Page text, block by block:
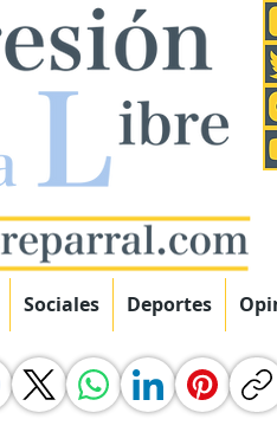
Sociales Deportes